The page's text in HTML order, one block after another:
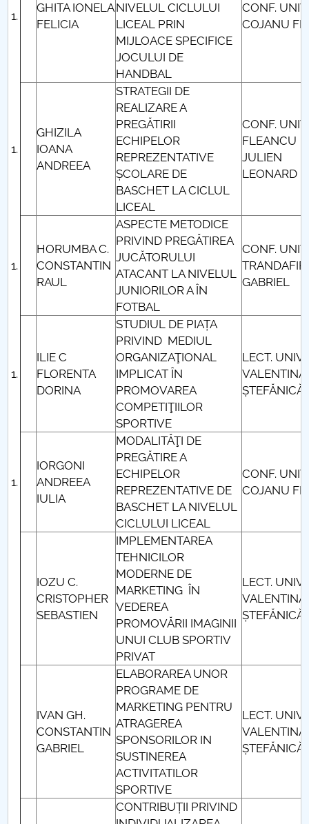
GHITA IONELA
FELICIA
NIVELUL CICLULUI
LICEAL PRIN
MIJLOACE SPECIFICE
JOCULUI DE
HANDBAL
CONF.
COJANU
GHIZILA
IOANA
ANDREEA
STRATEGII DE
REALIZARE A
PREGĂTIRII
ECHIPELOR
REPREZENTATIVE
ȘCOLARE DE
BASCHET LA CICLUL
LICEAL
CONF.
FLEANCU
JULIEN
LEONARD
HORUMBA C.
CONSTANTIN
RAUL
ASPECTE METODICE
PRIVIND PREGĂTIREA
JUCĂTORULUI
ATACANT LA NIVELUL
JUNIORILOR A ÎN
FOTBAL
CONF.
GABRIEL
ILIE C
FLORENTA
DORINA
STUDIUL DE PIAȚA
PRIVIND MEDIUL
ORGANIZAŢIONAL
IMPLICAT ÎN
PROMOVAREA
COMPETIŢIILOR
SPORTIVE
LECT. UNIV.
VALENTINA
ȘTEFĂNICĂ
IORGONI
ANDREEA
IULIA
MODALITĂŢI DE
PREGĂTIRE A
ECHIPELOR
REPREZENTATIVE DE
BASCHET LA NIVELUL
CICLULUI LICEAL
CONF.
COJANU
IOZU C.
CRISTOPHER
SEBASTIEN
IMPLEMENTAREA
TEHNICILOR
MODERNE DE
MARKETING ÎN
VEDEREA
PROMOVĂRII IMAGINII
UNUI CLUB SPORTIV
PRIVAT
LECT. UNIV.
VALENTINA
ȘTEFĂNICĂ
IVAN GH.
CONSTANTIN
GABRIEL
ELABORAREA UNOR
PROGRAME DE
MARKETING PENTRU
ATRAGEREA
SPONSORILOR IN
SUSTINEREA
ACTIVITATILOR
SPORTIVE
LECT. UNIV.
VALENTINA
ȘTEFĂNICĂ
CONTRIBUȚII PRIVIND